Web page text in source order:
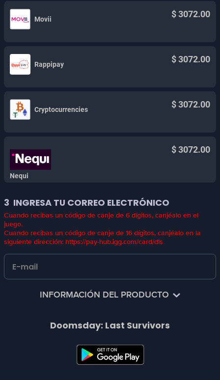
Movii $ 3072.00
Rappipay $ 3072.00
Cryptocurrencies $ 3072.00
Nequi
$ 3072.00
3 INGRESA TU CORREO ELECTRÓNICO
Cuando recibas un código de canje de 6 dígitos, canjéalo en el
juego.
Cuando recibas un código de canje de 16 dígitos, canjéalo en la
siguiente dirección: https://pay-hub.igg.com/card/dls
INFORMACIÓN DEL PRODUCTO
¡Mejora de Aventura del virus Z! ¡Defiende el último
Doomsday: Last Survivors